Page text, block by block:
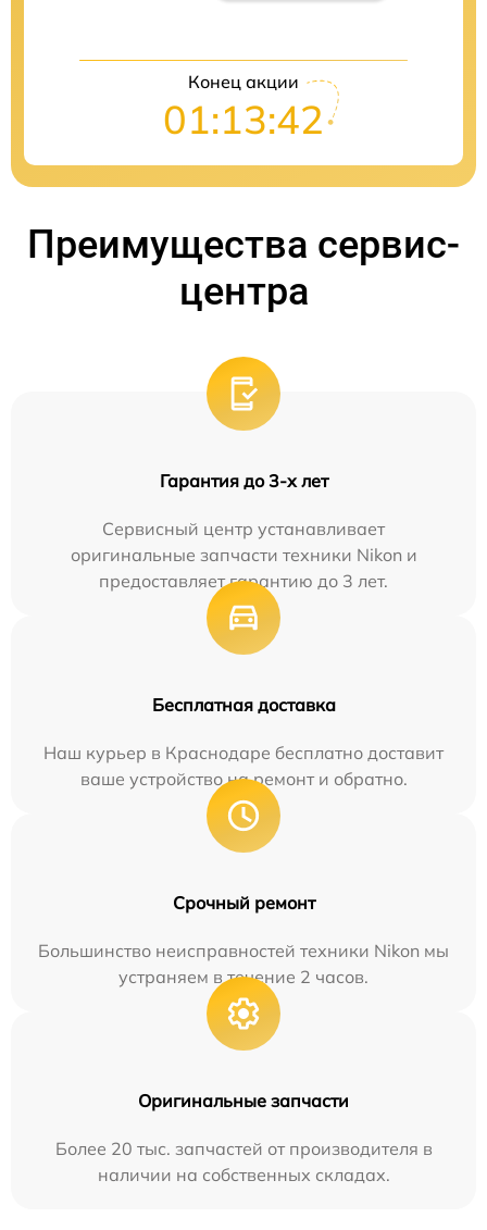
Конец акции
01:13:41
Преимущества сервис-
центра
Гарантия до 3-х лет
Сервисный центр устанавливает
оригинальные запчасти техники Nikon и
предоставляет гарантию до 3 лет.
Бесплатная доставка
Наш курьер в Краснодаре бесплатно доставит
ваше устройство на ремонт и обратно.
Срочный ремонт
Большинство неисправностей техники Nikon мы
устраняем в течение 2 часов.
Оригинальные запчасти
Более 20 тыс. запчастей от производителя в
наличии на собственных складах.